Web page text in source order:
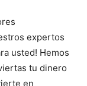
expertos
usted! Hemos
tu dinero
en